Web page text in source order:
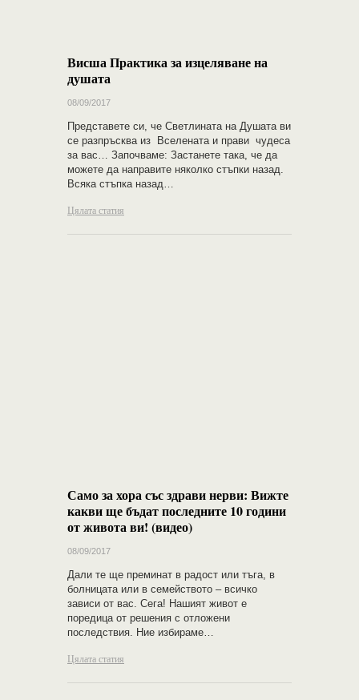
Висша Практика за изцеляване на
душата
08/09/2017
Представете си, че Светлината на Душата ви
се разпръсква из Вселената и прави чудеса
за вас… Започваме: Застанете така, че да
можете да направите няколко стъпки назад.
Всяка стъпка назад…
Цялата статия
Само за хора със здрави нерви: Вижте
какви ще бъдат последните 10 години
от живота ви! (видео)
08/09/2017
Дали те ще преминат в радост или тъга, в
болницата или в семейството – всичко
зависи от вас. Сега! Нашият живот е
поредица от решения с отложени
последствия. Ние избираме…
Цялата статия